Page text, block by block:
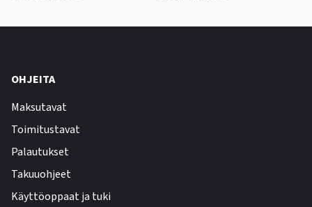
OHJEITA
Maksutavat
Toimitustavat
Palautukset
Takuuohjeet
Käyttöoppaat ja tuki